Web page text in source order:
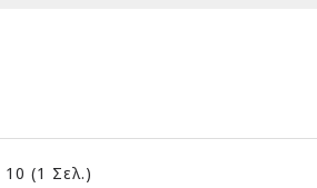
(1 Σελ.)